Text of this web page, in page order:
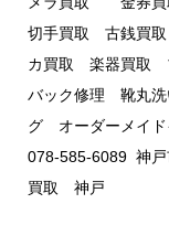
切手買取 古銭買
カ買取 楽器買取
バック修理 靴丸洗
グ オーダーメイド
078-585-6089 神
買取 神戸